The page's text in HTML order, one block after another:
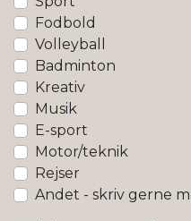
Fodbold
Volleyball
Badminton
Kreativ
Musik
E-sport
Motor/teknik
Rejser
Andet - skriv gerne